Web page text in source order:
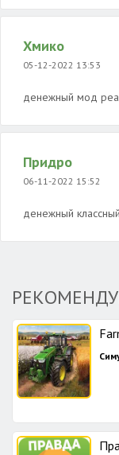
Хмико
05-12-2022 13:53
денежный мод
Придро
06-11-2022 15:52
денежный